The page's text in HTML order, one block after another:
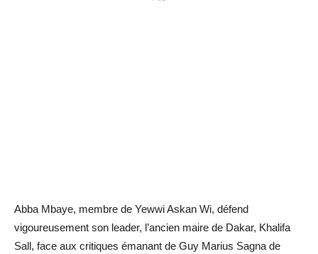
Abba Mbaye, membre de Yewwi Askan Wi, défend
vigoureusement son leader, l’ancien maire de Dakar, Khalifa
Sall, face aux critiques émanant de Guy Marius Sagna de